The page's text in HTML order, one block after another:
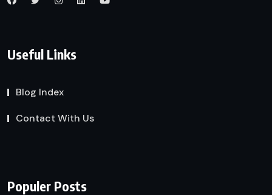
Useful Links
Blog Index
Contact With Us
Populer Posts